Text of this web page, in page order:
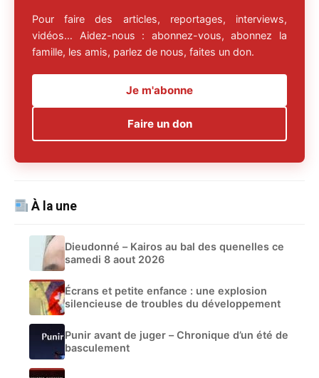
Pour faire des articles, reportages, interviews,
vidéos… Aidez-nous : abonnez-vous, abonnez la
famille, les amis, parlez de nous, faites un don.
Je m'abonne
Faire un don
À la une
Dieudonné – Kairos au bal des quenelles ce
samedi 8 aout 2026
Écrans et petite enfance : une explosion
silencieuse de troubles du développement
Punir avant de juger – Chronique d’un été de
basculement